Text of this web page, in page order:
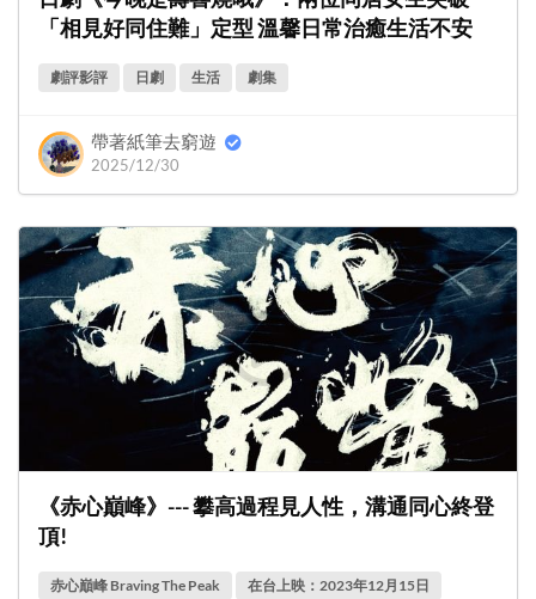
「相見好同住難」定型 溫馨日常治癒生活不安
劇評影評 日劇 生活 劇集
帶著紙筆去窮遊
2025/12/30
《赤心巔峰》--- 攀高過程見人性，溝通同心終登
頂!
赤心巔峰 Braving The Peak
在台上映：2023年12月15日